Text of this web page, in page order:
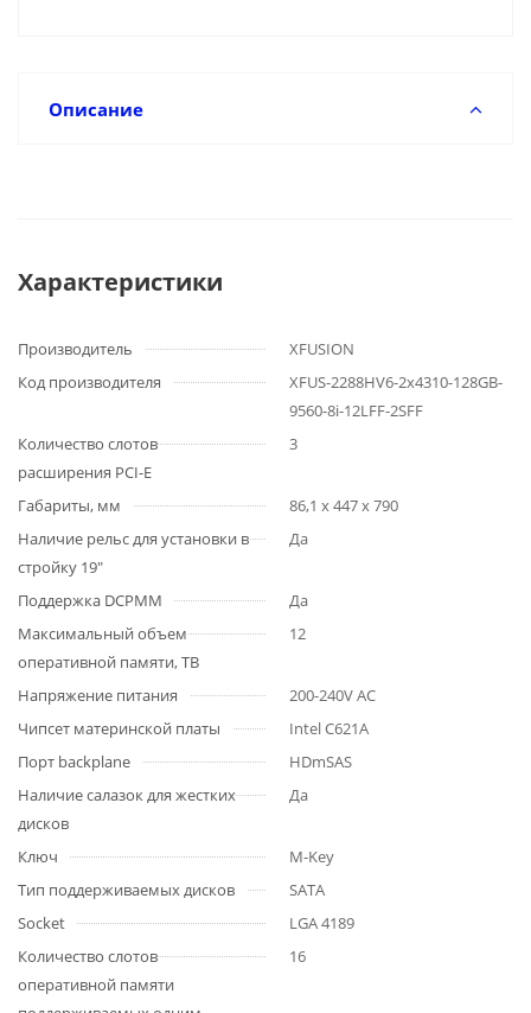
Описание
Характеристики
Производитель
XFUSION
Код производителя
XFUS-2288HV6-2x4310-128GB-
9560-8i-12LFF-2SFF
Количество слотов
расширения PCI-E
3
Габариты, мм
86,1 x 447 x 790
Наличие рельс для установки в
стройку 19"
Да
Поддержка DCPMM
Да
Максимальный объем
оперативной памяти, TB
12
Напряжение питания
200-240V AC
Чипсет материнской платы
Intel C621A
Порт backplane
HDmSAS
Наличие салазок для жестких
дисков
Да
Ключ
M-Key
Тип поддерживаемых дисков
SATA
Socket
LGA 4189
Количество слотов
оперативной памяти
16